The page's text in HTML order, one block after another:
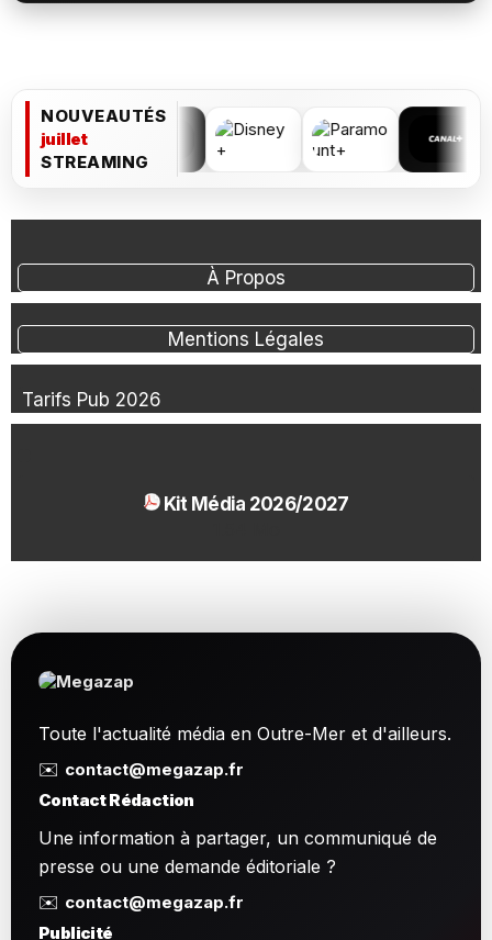
NOUVEAUTÉS
juillet
STREAMING
À Propos
Mentions Légales
Tarifs Pub 2026
Kit Média 2026/2027
Toute l'actualité média en Outre-Mer et d'ailleurs.
✉️ contact@megazap.fr
Contact Rédaction
Une information à partager, un communiqué de
presse ou une demande éditoriale ?
✉️ contact@megazap.fr
Publicité